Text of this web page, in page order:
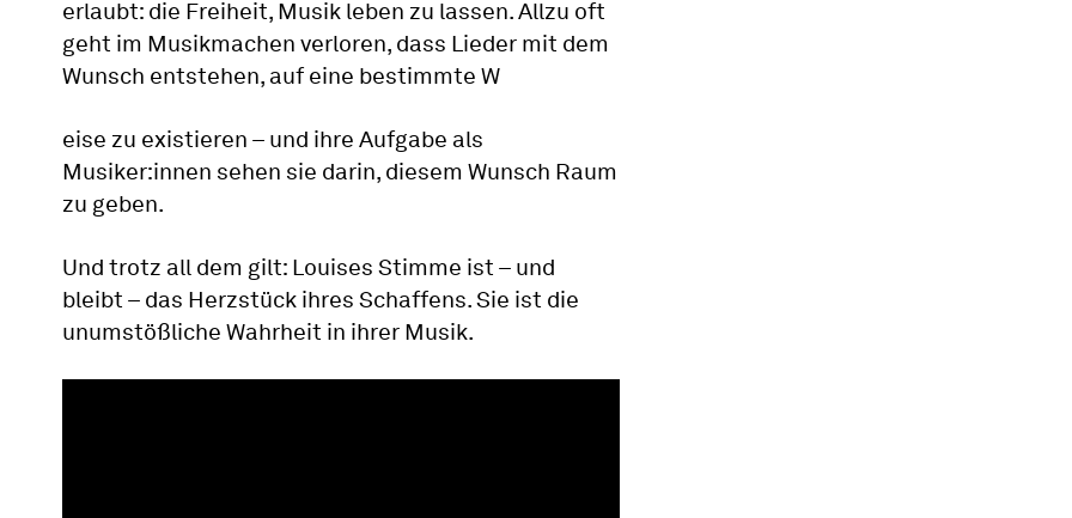
erlaubt: die Freiheit, Musik leben zu lassen. Allzu oft
geht im Musikmachen verloren, dass Lieder mit dem
Wunsch entstehen, auf eine bestimmte W
eise zu existieren – und ihre Aufgabe als
Musiker:innen sehen sie darin, diesem Wunsch Raum
zu geben.
Und trotz all dem gilt: Louises Stimme ist – und
bleibt – das Herzstück ihres Schaffens. Sie ist die
unumstößliche Wahrheit in ihrer Musik.